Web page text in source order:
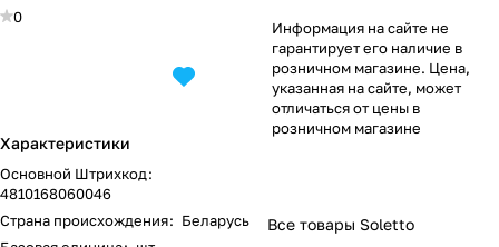
0
Характеристики
Основной Штрихкод:
4810168060046
Страна происхождения: Беларусь
Информация на сайте не
гарантирует его наличие в
розничном магазине. Цена,
указанная на сайте, может
отличаться от цены в
розничном магазине
Все товары Soletto